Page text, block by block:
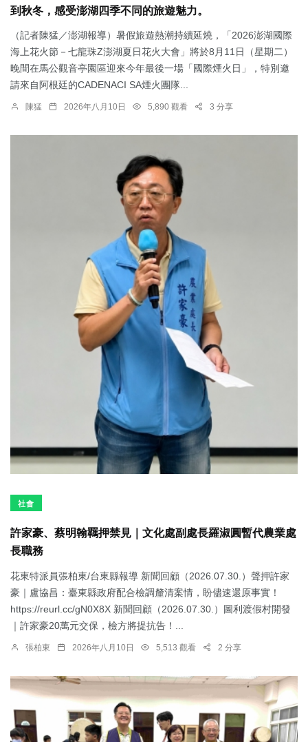
到秋冬，感受澎湖四季不同的旅遊魅力。
（記者陳猛／澎湖報導）暑假旅遊熱潮持續延燒，「2026澎湖國際
海上花火節－七龍珠Z澎湖夏日花火大會」將於8月11日（星期二）
晚間在馬公觀音亭園區迎來今年最後一場「國際煙火日」，特別邀
請來自阿根廷的CADENACI SA煙火團隊...
陳猛 2026年八月10日 5,890 觀看 3 分享
社會
許家豪、蔡明翰羈押禁見｜文化處副處長羅淑圓暫代農業處
長職務
花東特派員張柏東/台東縣報導 新聞回顧（2026.07.30.）聲押許家
豪｜盧協昌：臺東縣政府配合檢調釐清案情，盼儘速還原事實！
https://reurl.cc/gN0X8X 新聞回顧（2026.07.30.）圖利渡假村開發
｜許家豪20萬元交保，檢方將提抗告！...
張柏東 2026年八月10日 5,513 觀看 2 分享